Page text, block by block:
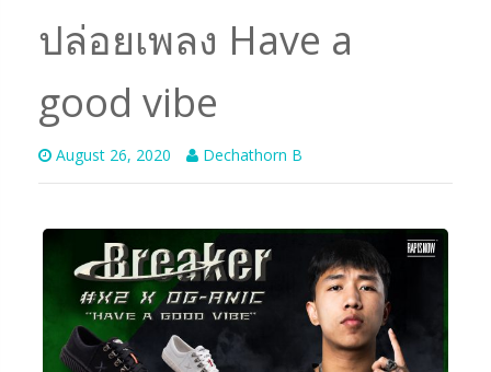
ปล่อยเพลง Have a
good vibe
August 26, 2020 Dechathorn B